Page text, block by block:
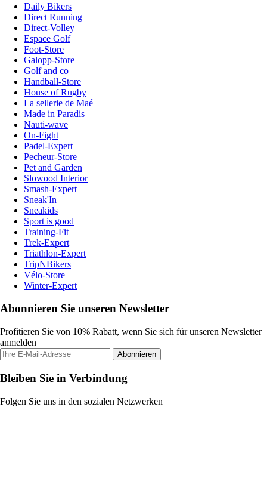
Daily Bikers
Direct Running
Direct-Volley
Espace Golf
Foot-Store
Galopp-Store
Golf and co
Handball-Store
House of Rugby
La sellerie de Maé
Made in Paradis
Nauti-wave
On-Fight
Padel-Expert
Pecheur-Store
Pet and Garden
Slowood Interior
Smash-Expert
Sneak'In
Sneakids
Sport is good
Training-Fit
Trek-Expert
Triathlon-Expert
TripNBikers
Vélo-Store
Winter-Expert
Abonnieren Sie unseren Newsletter
Profitieren Sie von 10% Rabatt, wenn Sie sich für unseren Newsletter
anmelden
Abonnieren
Bleiben Sie in Verbindung
Folgen Sie uns in den sozialen Netzwerken